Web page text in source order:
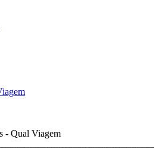
- Qual Viagem